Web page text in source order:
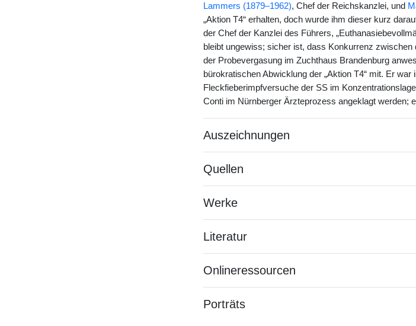
Lammers (1879–1962), Chef der Reichskanzlei, und
„Aktion T4“ erhalten, doch wurde ihm dieser kurz
der Chef der Kanzlei des Führers,
bleibt ungewiss; sicher ist, dass Konkurrenz
der Probevergasung im Zuchthaus Brandenburg
bürokratischen Abwicklung der „Aktion T4“ mit. Er
Fleckfieberimpfversuche der SS im
Conti im Nürnberger Ärzteprozess angeklagt werden;
Auszeichnungen
Quellen
Werke
Literatur
Onlineressourcen
Porträts